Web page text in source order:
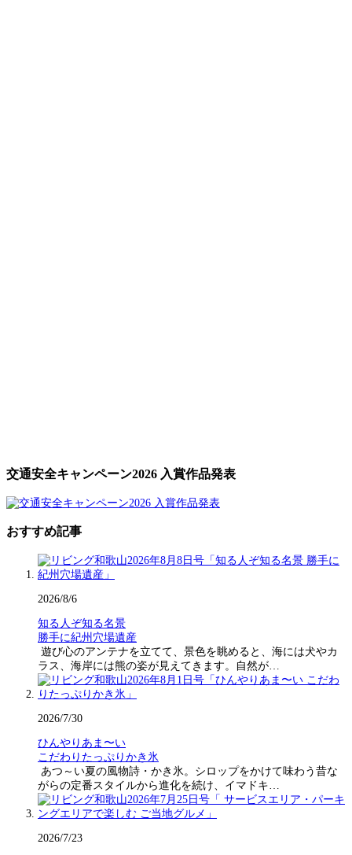
交通安全キャンペーン2026 入賞作品発表
おすすめ記事
2026/8/6
知る人ぞ知る名景
勝手に紀州穴場遺産
遊び心のアンテナを立てて、景色を眺めると、海には犬やカ
ラス、海岸には熊の姿が見えてきます。自然が…
2026/7/30
ひんやりあま〜い
こだわりたっぷりかき氷
あつ～い夏の風物詩・かき氷。シロップをかけて味わう昔な
がらの定番スタイルから進化を続け、イマドキ…
2026/7/23